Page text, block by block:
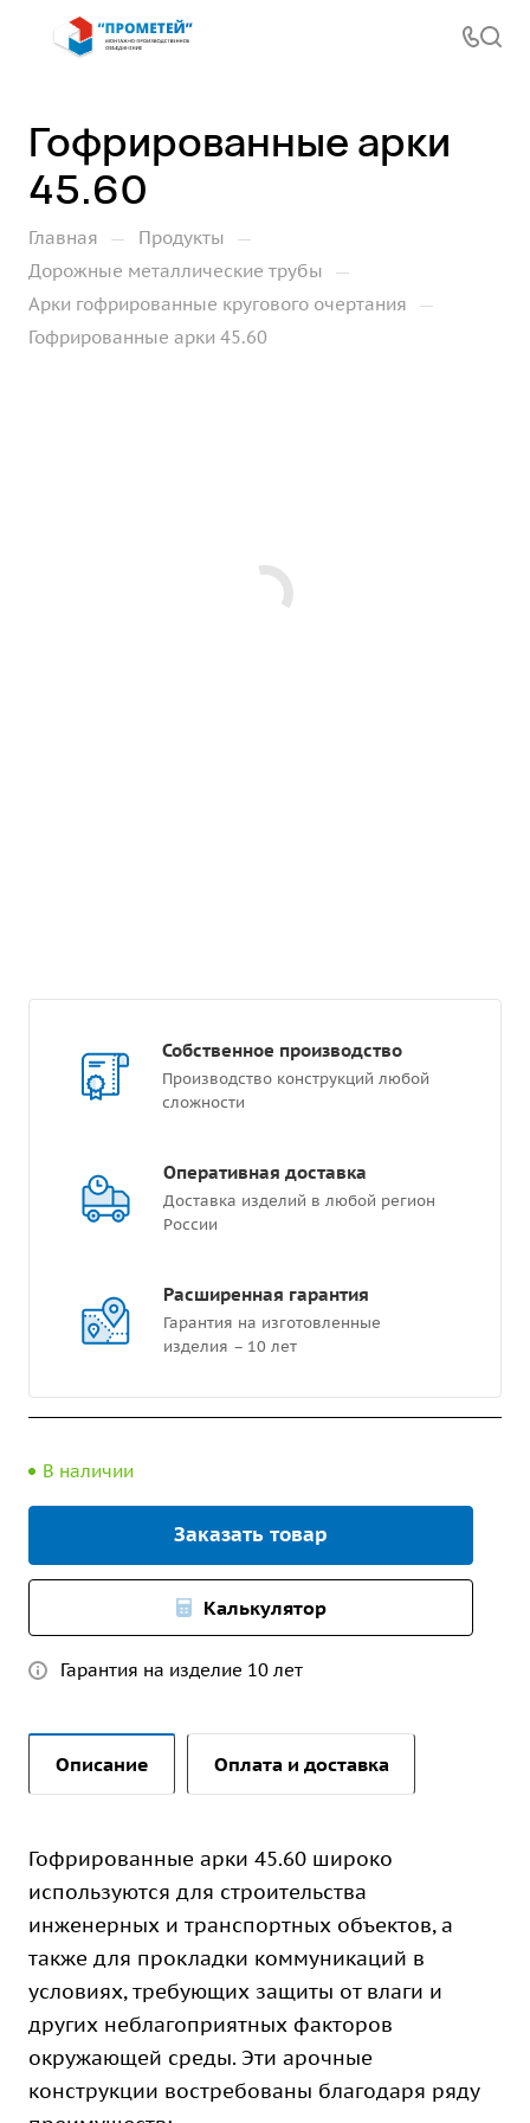
Гофрированные арки
45.60
Главная — Продукты —
Дорожные металлические трубы —
Арки гофрированные кругового очертания —
Гофрированные арки 45.60
Собственное производство
Производство конструкций любой
сложности
Оперативная доставка
Доставка изделий в любой регион
России
Расширенная гарантия
Гарантия на изготовленные
изделия – 10 лет
В наличии
Заказать товар
Калькулятор
Гарантия на изделие 10 лет
Описание Оплата и доставка
Гофрированные арки 45.60 широко
используются для строительства
инженерных и транспортных объектов, а
также для прокладки коммуникаций в
условиях, требующих защиты от влаги и
других неблагоприятных факторов
окружающей среды. Эти арочные
конструкции востребованы благодаря ряду